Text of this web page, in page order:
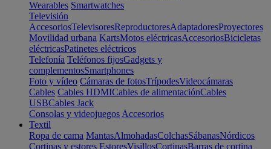
Wearables Smartwatches
Televisión
AccesoriosTelevisoresReproductoresAdaptadoresProyectores
Movilidad urbana KartsMotos eléctricasAccesoriosBicicletas
eléctricasPatinetes eléctricos
Telefonía Teléfonos fijosGadgets y
complementosSmartphones
Foto y vídeo Cámaras de fotosTrípodesVideocámaras
Cables Cables HDMICables de alimentaciónCables
USBCables Jack
Consolas y videojuegos Accesorios
Textil
Ropa de cama MantasAlmohadasColchasSábanasNórdicos
Cortinas y estores EstoresVisillosCortinasBarras de cortina